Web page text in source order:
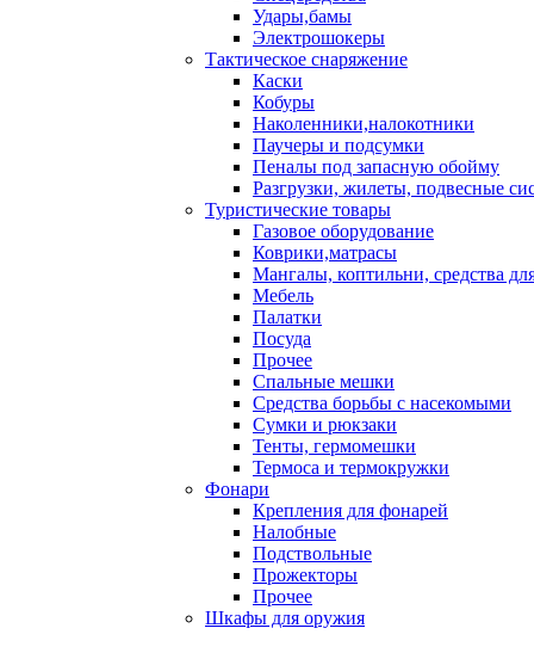
Удары,бамы
Электрошокеры
Тактическое снаряжение
Каски
Кобуры
Наколенники,налокотники
Паучеры и подсумки
Пеналы под запасную обойму
Разгрузки, жилеты, подвесные
Туристические товары
Газовое оборудование
Коврики,матрасы
Мангалы, коптильни, средства
Мебель
Палатки
Посуда
Прочее
Спальные мешки
Средства борьбы с насекомыми
Сумки и рюкзаки
Тенты, гермомешки
Термоса и термокружки
Фонари
Крепления для фонарей
Налобные
Подствольные
Прожекторы
Прочее
Шкафы для оружия